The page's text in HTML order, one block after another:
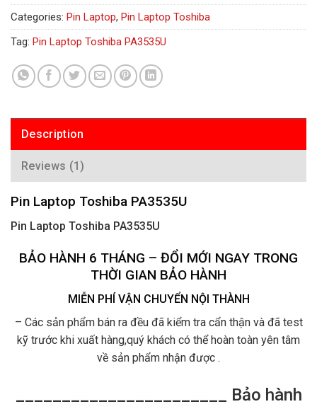
Categories: Pin Laptop, Pin Laptop Toshiba
Tag: Pin Laptop Toshiba PA3535U
Description
Reviews (1)
Pin Laptop Toshiba PA3535U
Pin Laptop Toshiba PA3535U
BẢO HÀNH 6 THÁNG – ĐỔI MỚI NGAY TRONG
THỜI GIAN BẢO HÀNH
MIỄN PHÍ VẬN CHUYỂN NỘI THÀNH
– Các sản phẩm bán ra đều đã kiểm tra cẩn thận và đã test
kỹ trước khi xuất hàng,quý khách có thể hoàn toàn yên tâm
về sản phẩm nhận được .
_______________________ Bảo hành